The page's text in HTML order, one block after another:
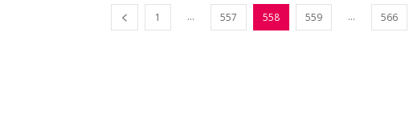
1 ... 557 558 559 ... 566